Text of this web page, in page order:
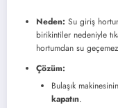
Neden: Su giriş
birikintiler nedeniyle
hortumdan su
Çözüm:
Bulaşık makinesinin
kapatın.